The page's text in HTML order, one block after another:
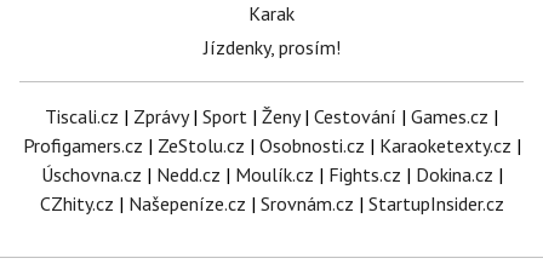
Karak
Jízdenky, prosím!
Tiscali.cz | Zprávy| Sport | Ženy| Cestování | Games.cz |
Profigamers.cz | ZeStolu.cz | Osobnosti.cz | Karaoketexty.cz |
Úschovna.cz | Nedd.cz | Moulík.cz | Fights.cz | Dokina.cz |
CZhity.cz | Našepeníze.cz | Srovnám.cz | StartupInsider.cz